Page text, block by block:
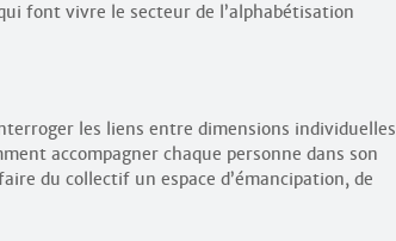
font vivre le secteur de l’alphabétisation
les liens entre dimensions individuelles
accompagner chaque personne dans son
du collectif un espace d’émancipation, de